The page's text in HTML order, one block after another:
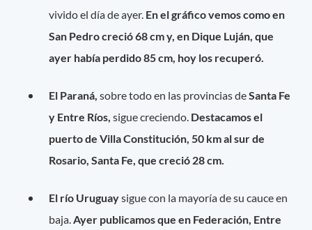
vivido el día de ayer. En el gráfico vemos como en
San Pedro creció 68 cm y, en Dique Luján, que
ayer había perdido 85 cm, hoy los recuperó.
El Paraná, sobre todo en las provincias deSanta Fe
y Entre Ríos,sigue creciendo. Destacamos el
puerto de Villa Constitución, 50 km al sur de
Rosario, Santa Fe, que creció 28 cm.
El río Uruguaysigue con la mayoría de su cauce en
baja.Ayer publicamos que en Federación, Entre